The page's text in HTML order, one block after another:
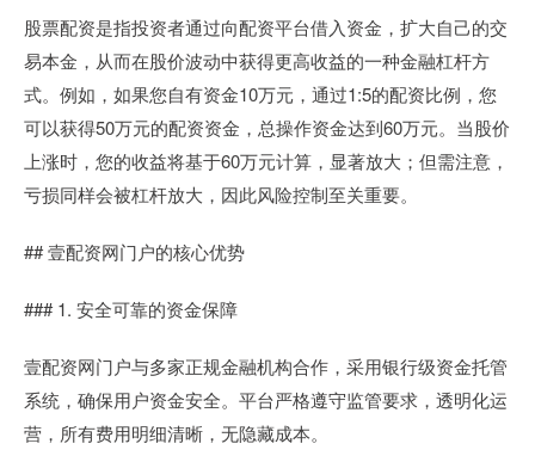
股票配资是指投资者通过向配资平台借入资金，扩大自己的交
易本金，从而在股价波动中获得更高收益的一种金融杠杆方
式。例如，如果您自有资金10万元，通过1:5的配资比例，您
可以获得50万元的配资资金，总操作资金达到60万元。当股价
上涨时，您的收益将基于60万元计算，显著放大；但需注意，
亏损同样会被杠杆放大，因此风险控制至关重要。
## 壹配资网门户的核心优势
### 1. 安全可靠的资金保障
壹配资网门户与多家正规金融机构合作，采用银行级资金托管
系统，确保用户资金安全。平台严格遵守监管要求，透明化运
营，所有费用明细清晰，无隐藏成本。